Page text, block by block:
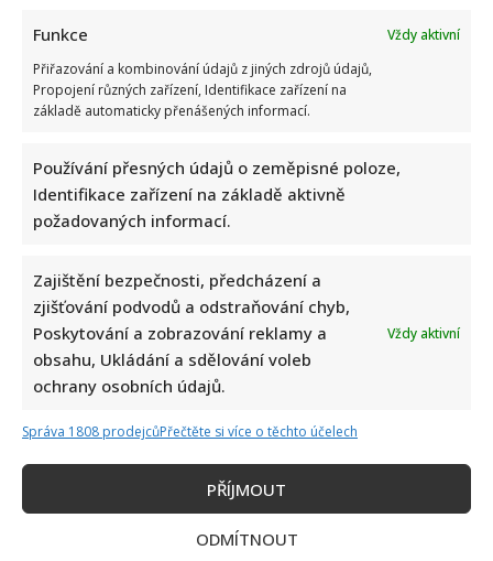
Funkce
Vždy aktivní
Přiřazování a kombinování údajů z jiných zdrojů údajů,
Propojení různých zařízení, Identifikace zařízení na
základě automaticky přenášených informací.
Používání přesných údajů o zeměpisné poloze,
Identifikace zařízení na základě aktivně
požadovaných informací.
Zajištění bezpečnosti, předcházení a
zjišťování podvodů a odstraňování chyb,
Poskytování a zobrazování reklamy a
obsahu, Ukládání a sdělování voleb
ochrany osobních údajů.
Vždy aktivní
Správa 1808 prodejcůPřečtěte si více o těchto účelech
PŘÍJMOUT
ODMÍTNOUT